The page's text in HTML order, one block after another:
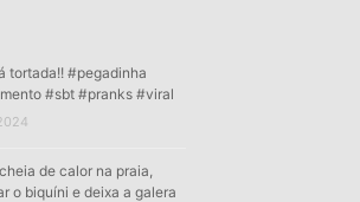
tortada!! #pegadinha
#sbt #pranks #viral
de calor na praia,
o biquíni e deixa a galera